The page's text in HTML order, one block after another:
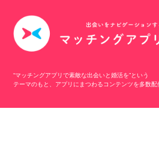
“マッチングアプリで素敵な出会いと婚活を”という
テーマのもと、アプリにまつわるコンテンツを多数配